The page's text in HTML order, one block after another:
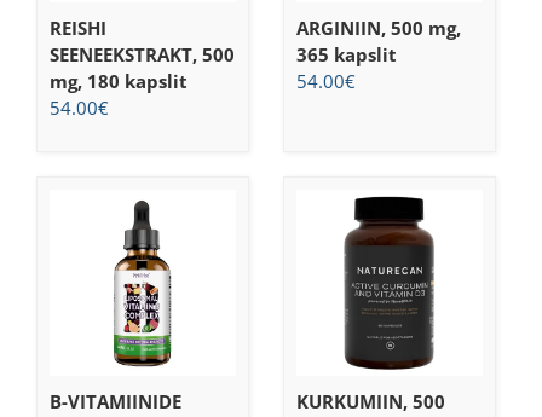
REISHI
SEENEEKSTRAKT, 500
mg, 180 kapslit
54.00€
ARGINIIN, 500 mg,
365 kapslit
54.00€
B-VITAMIINIDE
KURKUMIIN, 500